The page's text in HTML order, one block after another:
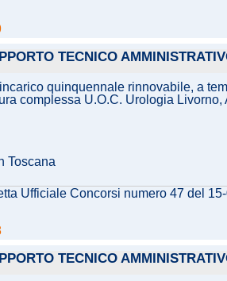
TECNICO
quinquennale rinnovabile, a
complessa U.O.C. Urologia Livorno,
Toscana
Ufficiale Concorsi numero 47 del
TECNICO